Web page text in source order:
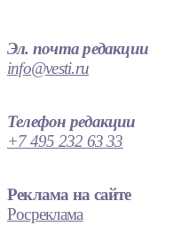
Эл. почта редакции
info@vesti.ru
Телефон редакции
+7 495 232 63 33
Реклама на сайте
Росреклама